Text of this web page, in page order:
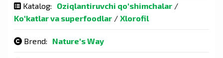
Katalog: Oziqlantiruvchi qo'shimchalar /
Ko'katlar va superfoodlar / Xlorofil
Brend: Nature's Way